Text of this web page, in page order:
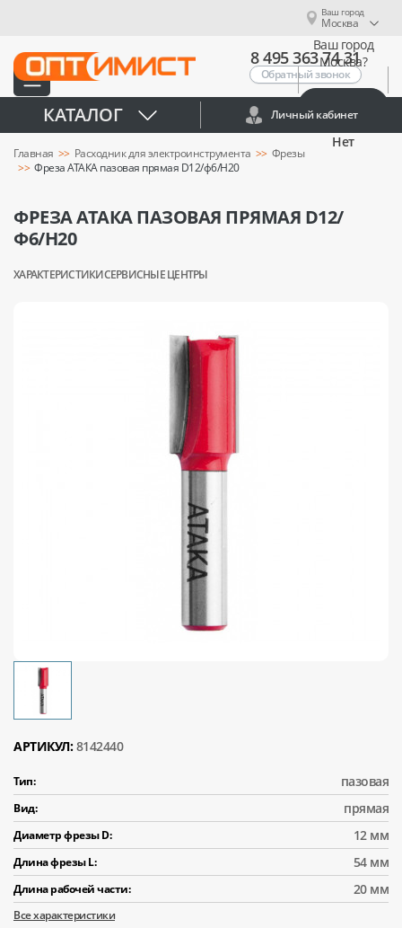
Ваш город
Москва
Ваш город
Москва?
Нет
8 495 363 74 31
Обратный звонок
КАТАЛОГ Личный кабинет
Главная Расходник для электроинструмента
Фрезы
Фреза АТАКА пазовая прямая D12/ф6/H20
ФРЕЗА АТАКА ПАЗОВАЯ ПРЯМАЯ D12/
Ф6/H20
ХАРАКТЕРИСТИКИСЕРВИСНЫЕ ЦЕНТРЫ
АРТИКУЛ: 8142440
Тип: пазовая
Вид: прямая
Диаметр фрезы D: 12 мм
Длина фрезы L: 54 мм
Длина рабочей части: 20 мм
Все характеристики